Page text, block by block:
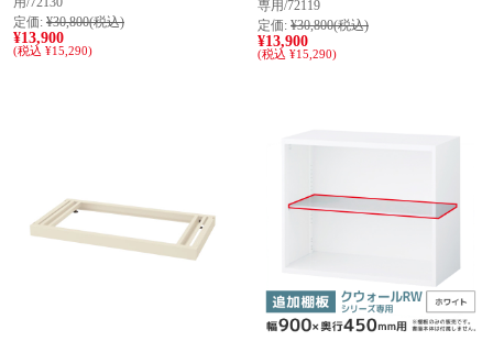
定価: ¥30,800(税込)
¥13,900
(税込 ¥15,290)
専用/72119
定価: ¥30,800(税込)
¥13,900
(税込 ¥15,290)